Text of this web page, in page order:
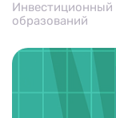
образований